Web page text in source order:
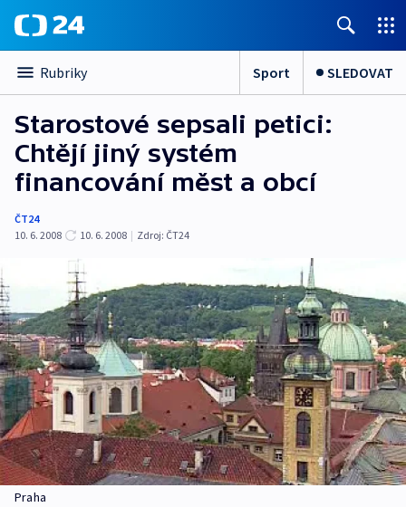
Rubriky Sport SLEDOVAT
Starostové sepsali petici:
Chtějí jiný systém
financování měst a obcí
ČT24
10. 6. 2008
10. 6. 2008 | Zdroj: ČT24
Praha